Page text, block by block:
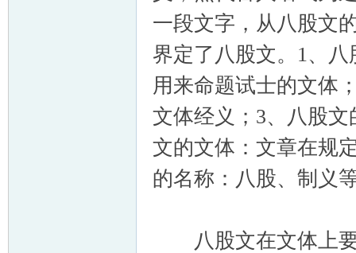
一段文字，从八股文
界定了八股文。1、
用来命题试士的文体
文体经义；3、八股
文的文体：文章在规
的名称：八股、制义
八股文在文体上要